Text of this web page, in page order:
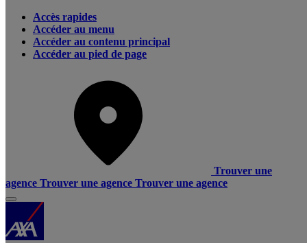
Accès rapides
Accéder au menu
Accéder au contenu principal
Accéder au pied de page
Trouver une
agence Trouver une agence Trouver une agence